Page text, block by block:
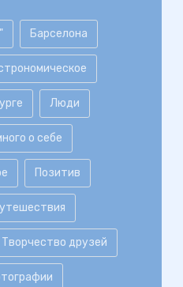
Барселона
Люди
о себе
Позитив
Творчество друзей